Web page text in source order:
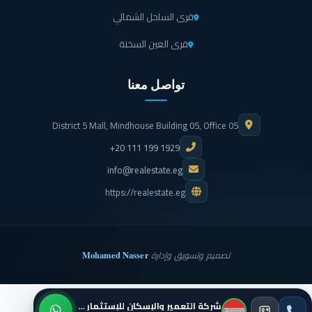
أيضا صيدلية بها جميع أنواع الأدوية تعمل طوال اليوم لخدمة
القاطنين بكمبوند لي روا.
الاهتمام بالجانب الأمني بتعيين عدد كبير من أفراد الأمن
والحراسة في جميع أنحاء كمبوند لي روا، ووجود كاميرات
مراقبة تعمل على مدار اليوم لرصد جميع التحركات.
يضم كمبوند لي روا القاهرة الجديدة نادي رياضي به العديد من
الألعاب المختلفة للحفاظ على اللياقة البدنية.
إذا كنت من محبين السير وسط المساحات الخضراء والطبيعة
نادي صحي متكامل به كافة المعدات الحديثة ويوجد أيضا
غرف للسبا والجاكوزي والساونا للاستجمام.
قرى الساحل الشمالي
قرى العين السخنة
تواصل معنا
District 5 Mall, Mindhouse Building 05, Office 05
+20 111 199 1929
info@realestate.eg
https://realestate.eg
تصميم وتسويق وإدارةMohamed Nasser
شركة التعمير والإسكان للإستثمار العقاري